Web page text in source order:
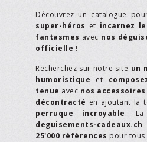
Découvrez un catalogue
super-héros et incarnez
fantasmes avec nos
officielle !
Recherchez sur notre site un
humoristique et
tenue avec nos accessoires
décontracté en ajoutant la
perruque incroyable. La
deguisements-cadeaux.ch
25'000 références pour tous